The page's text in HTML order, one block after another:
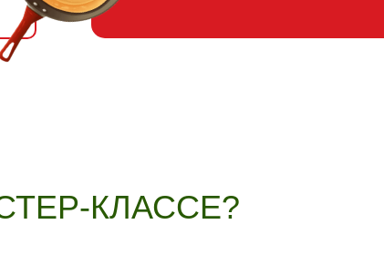
КЛАССЕ?